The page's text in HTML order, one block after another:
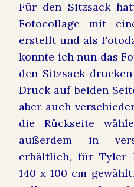
Für den Sitzsack
Fotocollage mit
erstellt und als
konnte ich nun das
den Sitzsack
Druck auf beiden
aber auch
die Rückseite
außerdem in
erhältlich, für Tyler
140 x 100 cm